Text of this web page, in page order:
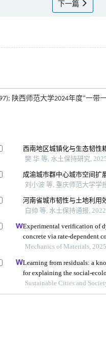
下一篇
陕西师范大学2024年度“一带